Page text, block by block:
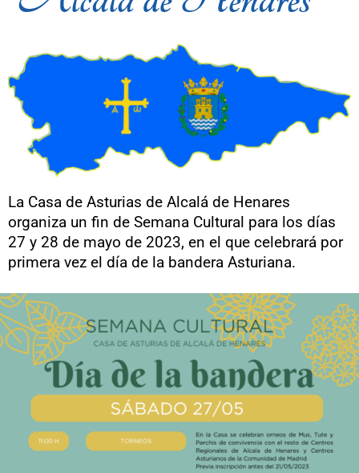
La Casa de Asturias de Alcalá de Henares
organiza un fin de Semana Cultural para los días
27 y 28 de mayo de 2023, en el que celebrará por
primera vez el día de la bandera Asturiana.